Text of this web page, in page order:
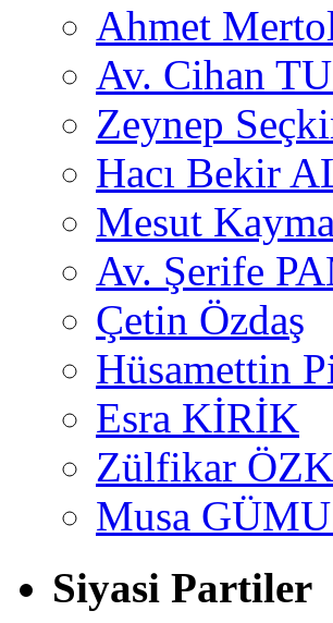
Ahmet
Av. Cihan
Zeynep
Hacı Bekir
Mesut
Av. Şerife
Çetin Özdaş
Hüsamettin
Esra KİRİK
Zülfikar
Musa
Siyasi Partiler